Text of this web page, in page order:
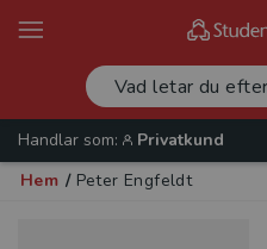
Handlar som:
Privatkund
Hem / Peter Engfeldt